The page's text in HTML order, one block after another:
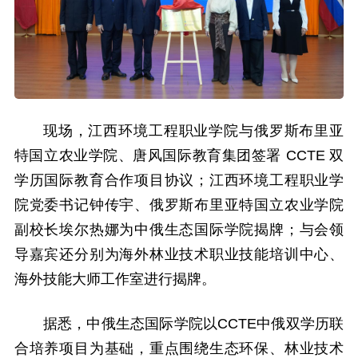
现场，江西环境工程职业学院与俄罗斯布里亚
特国立农业学院、唐风国际教育集团签署 CCTE 双
学历国际教育合作项目协议；江西环境工程职业学
院党委书记钟传宇、俄罗斯布里亚特国立农业学院
副校长埃尔热娜为中俄生态国际学院揭牌；与会领
导嘉宾还分别为海外林业技术职业技能培训中心、
海外技能大师工作室进行揭牌。
据悉，中俄生态国际学院以CCTE中俄双学历联
合培养项目为基础，重点围绕生态环保、林业技术